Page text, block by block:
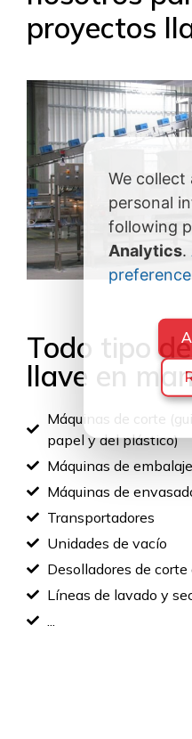
proyectos
Todo tipo
llave en
Máquinas de corte
papel y del plástico)
Máquinas de embalaje
Máquinas de
Transportadores
Unidades de vacío
Desolladores de
Líneas de lavado y
...
We collect
personal
following
Analytics.